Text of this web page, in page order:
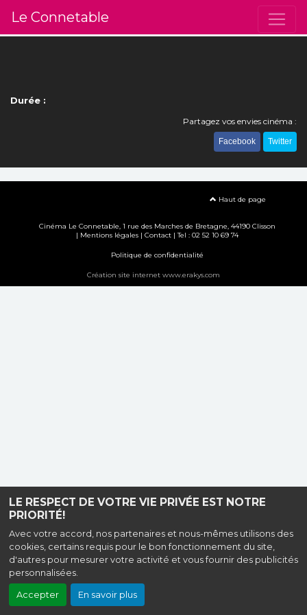
LE RESPECT DE VOTRE VIE PRIVÉE EST NOTRE
PRIORITÉ!
Avec votre accord, nos partenaires et nous-mêmes utilisons des
cookies, certains requis pour le bon fonctionnement du site,
d'autres pour mesurer votre activité et vous fournir des publicités
personnalisées.
Accepter En savoir plus
Le Connetable
Durée :
Partagez vos envies cinéma :
Facebook Twitter
Haut de page
Cinéma Le Connetable, 1 rue des Marches de Bretagne, 44190 Clisson
| Mentions légales| Contact| Tel : 02 52 10 69 74
Politique de confidentialité
Création site internet www.erakys.com